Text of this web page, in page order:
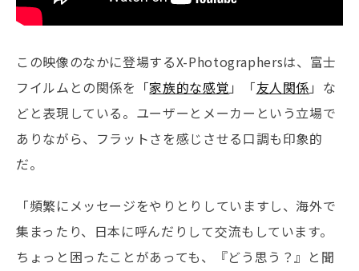
この映像のなかに登場するX-Photographersは、富士
フイルムとの関係を「家族的な感覚 」「友人関係 」な
どと表現している。ユーザーとメーカーという立場で
ありながら、フラットさを感じさせる口調も印象的
だ。
「頻繁にメッセージをやりとりしていますし、海外で
集まったり、日本に呼んだりして交流もしています。
ちょっと困ったことがあっても、『どう思う？』と聞